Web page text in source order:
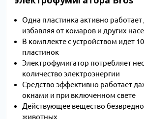
Одна пластинка активно работает
избавляя от комаров и других
В комплекте с устройством идет
пластинок
Электрофумигатор потребляет
количество электроэнергии
Средство эффективно работает
окнами и при включенном свете
Действующее вещество
животных